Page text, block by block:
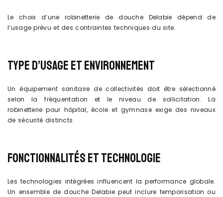
Le choix d’une robinetterie de douche Delabie dépend de
l’usage prévu et des contraintes techniques du site.
TYPE D’USAGE ET ENVIRONNEMENT
Un équipement sanitaire de collectivités doit être sélectionné
selon la fréquentation et le niveau de sollicitation. La
robinetterie pour hôpital, école et gymnase exige des niveaux
de sécurité distincts.
FONCTIONNALITÉS ET TECHNOLOGIE
Les technologies intégrées influencent la performance globale.
Un ensemble de douche Delabie peut inclure temporisation ou